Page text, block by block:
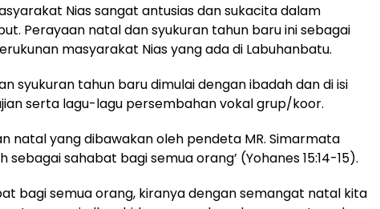
Nias sangat antusias dan sukacita dalam
Perayaan natal dan syukuran tahun baru ini sebagai
masyarakat Nias yang ada di Labuhanbatu.
syukuran tahun baru dimulai dengan ibadah dan di isi
serta lagu-lagu persembahan vokal grup/koor.
natal yang dibawakan oleh pendeta MR. Simarmata
sebagai sahabat bagi semua orang’ (Yohanes 15:14-15).
bagi semua orang, kiranya dengan semangat natal kita